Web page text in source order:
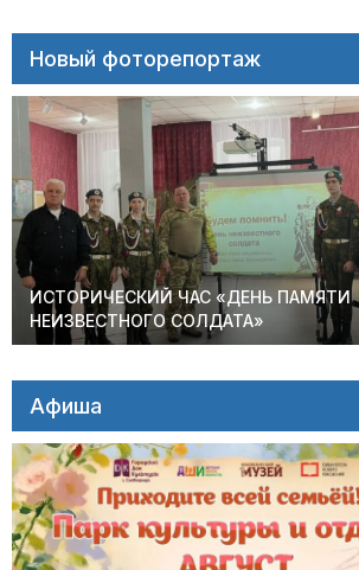
Новый фоторепортаж
ИСТОРИЧЕСКИЙ ЧАС «ДЕНЬ ПАМЯТИ
НЕИЗВЕСТНОГО СОЛДАТА»
Афиша